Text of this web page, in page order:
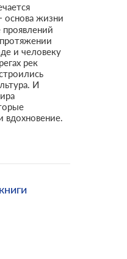
жизни
проявлений
и человеку
рек
И